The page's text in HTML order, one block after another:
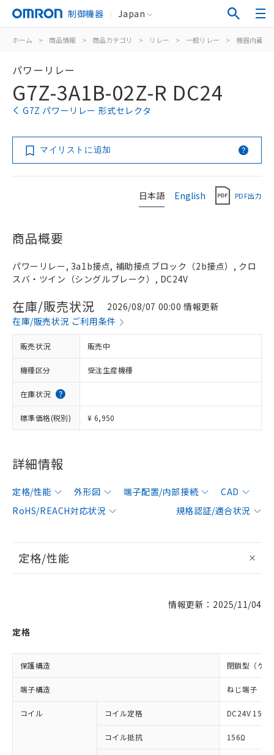
制御機器 Japan
ホーム > 商品情報 > 商品カテゴリ > リレー > 一般リレー > 機器内蔵用
パワーリレー
G7Z-3A1B-02Z-R DC24
G7Z パワーリレー 形式セレクタ
マイリストに追加
日本語 English PDF出力
商品概要
パワーリレー, 3a1b接点, 補助接点ブロック（2b接点）, クロ
スバ・ツイン（シングルブレーク）, DC24V
在庫/販売状況
2026/08/07 00:00 情報更新
在庫/販売状況 ご利用条件
販売状況 販売中
機種区分 受注生産機種
在庫状況
標準価格(税別) ¥ 6,950
詳細情報
定格/性能 外形図 端子配置/内部接続
CAD
RoHS/REACH対応状況
規格認証/適合状況
定格/性能
情報更新：2025/11/04
定格
保護構造 閉鎖型（ケ
端子構造 ねじ端子
コイル コイル定格 DC24V
コイル抵抗 156Ω